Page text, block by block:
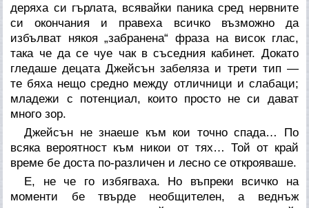
деряха си гърлата, всявайки паника сред нервните
си окончания и правеха всичко възможно да
избълват някоя „забранена“ фраза на висок глас,
така че да се чуе чак в съседния кабинет. Докато
гледаше децата Джейсън забеляза и трети тип —
те бяха нещо средно между отличници и слабаци;
младежи с потенциал, които просто не си дават
много зор.
Джейсън не знаеше към кои точно спада… По
всяка вероятност към никои от тях… Той от край
време бе доста по-различен и лесно се открояваше.
Е, не че го избягваха. Но въпреки всичко на
моменти бе твърде необщителен, а веднъж